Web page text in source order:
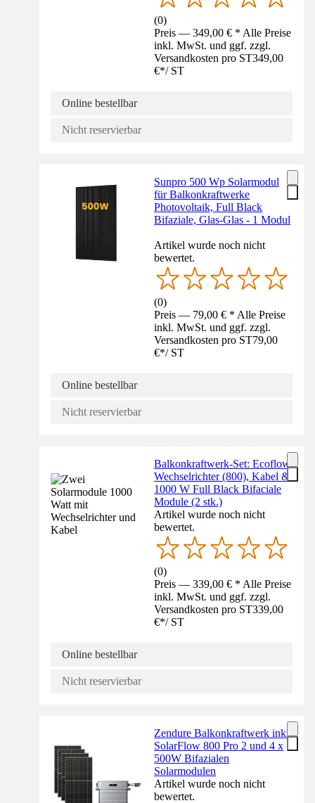
(0)
Preis — 349,00 € * Alle Preise
inkl. MwSt. und ggf. zzgl.
Versandkosten pro ST349,00
€*/ ST
Online bestellbar
Nicht reservierbar
Sunpro 500 Wp Solarmodul
für Balkonkraftwerke
Photovoltaik, Full Black
Bifaziale, Glas-Glas - 1 Modul
Artikel wurde noch nicht
bewertet.
(0)
Preis — 79,00 € * Alle Preise
inkl. MwSt. und ggf. zzgl.
Versandkosten pro ST79,00
€*/ ST
Online bestellbar
Nicht reservierbar
Balkonkraftwerk-Set: Ecoflow
Wechselrichter (800), Kabel &
1000 W Full Black Bifaciale
Module (2 stk.)
Artikel wurde noch nicht
bewertet.
(0)
Preis — 339,00 € * Alle Preise
inkl. MwSt. und ggf. zzgl.
Versandkosten pro ST339,00
€*/ ST
Online bestellbar
Nicht reservierbar
Zendure Balkonkraftwerk inkl.
SolarFlow 800 Pro 2 und 4 x
500W Bifazialen
Solarmodulen
Artikel wurde noch nicht
bewertet.